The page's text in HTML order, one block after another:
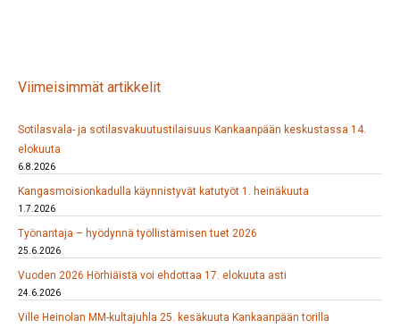
Viimeisimmät artikkelit
Sotilasvala- ja sotilasvakuutustilaisuus Kankaanpään keskustassa 14.
elokuuta
6.8.2026
Kangasmoisionkadulla käynnistyvät katutyöt 1. heinäkuuta
1.7.2026
Työnantaja – hyödynnä työllistämisen tuet 2026
25.6.2026
Vuoden 2026 Hörhiäistä voi ehdottaa 17. elokuuta asti
24.6.2026
Ville Heinolan MM-kultajuhla 25. kesäkuuta Kankaanpään torilla